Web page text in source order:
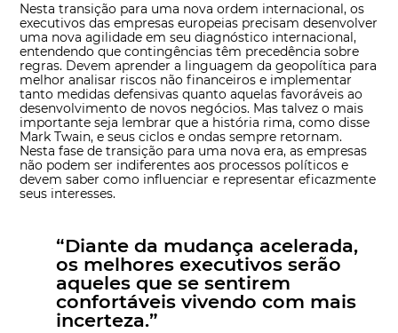
Nesta transição para uma nova ordem internacional, os
executivos das empresas europeias precisam desenvolver
uma nova agilidade em seu diagnóstico internacional,
entendendo que contingências têm precedência sobre
regras. Devem aprender a linguagem da geopolítica para
melhor analisar riscos não financeiros e implementar
tanto medidas defensivas quanto aquelas favoráveis ao
desenvolvimento de novos negócios. Mas talvez o mais
importante seja lembrar que a história rima, como disse
Mark Twain, e seus ciclos e ondas sempre retornam.
Nesta fase de transição para uma nova era, as empresas
não podem ser indiferentes aos processos políticos e
devem saber como influenciar e representar eficazmente
seus interesses.
“Diante da mudança acelerada,
os melhores executivos serão
aqueles que se sentirem
confortáveis vivendo com mais
incerteza.”